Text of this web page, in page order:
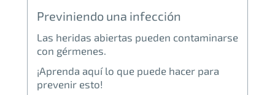
Previniendo una infección
Las heridas abiertas pueden contaminarse
con gérmenes.
¡Aprenda aquí lo que puede hacer para
prevenir esto!